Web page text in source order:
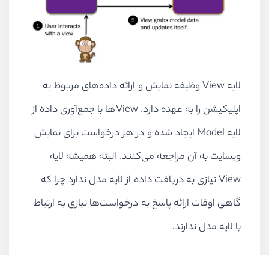
لایه View وظیفه نمایش و ارائه داده‌های مربوط به
اپلیکیشن را به عهده دارد. Viewها با جمع‌آوری داده از
لایه Model ایجاد شده و در هر درخواست برای نمایش
وبسایت به آن مراجعه می‌کنند. البته همیشه لایه
View نیازی به دریافت داده از لایه مدل ندارد چرا که
گاهی اوقات ارائه پاسخ به درخواست‌ها نیازی به ارتباط
با لایه مدل ندارند.